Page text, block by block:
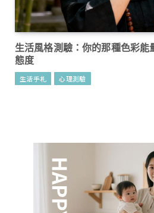
生活風格測驗：你的那種色彩能
態度
生活手札 心理測驗